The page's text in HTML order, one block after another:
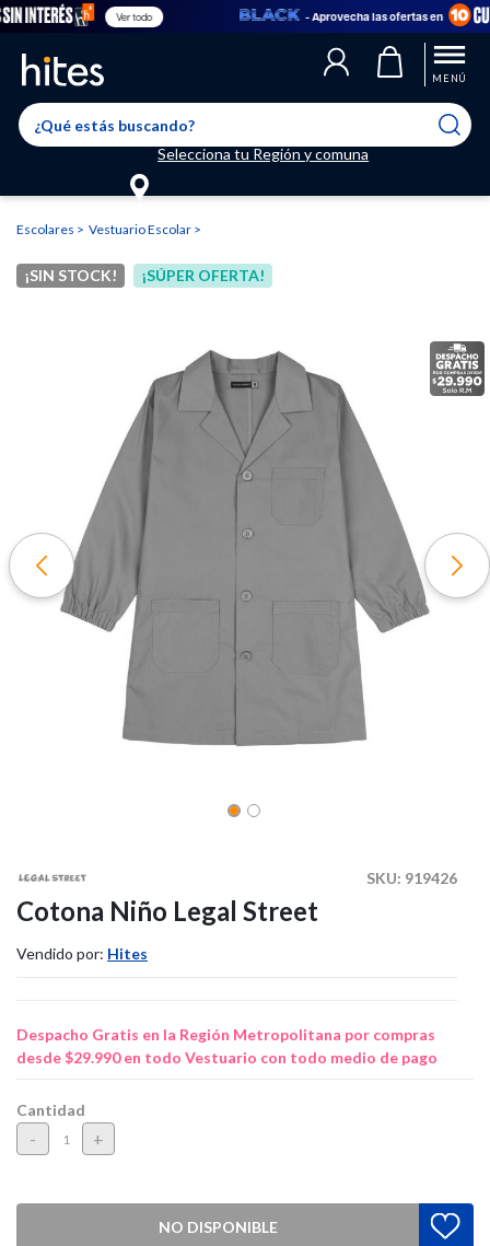
Ver todo - Aprovecha las ofertas en
MENÚ
Selecciona tu Región y comuna
El producto ha sido eliminado correctamente
El producto ha sido agregado a tu lista de favoritos correctamente
Llegaste al límite de productos favoritos permitidos, para agregar
uno nuevo ingresa a “Mi cuenta” y elimina los que ya no necesitas.
Escolares Vestuario Escolar
¡SIN STOCK! ¡SÚPER OFERTA!
SKU: 919426
Cotona Niño Legal Street
Vendido por: Hites
Despacho Gratis en la Región Metropolitana por compras
desde $29.990 en todo Vestuario con todo medio de pago
Cantidad
- +
NO DISPONIBLE